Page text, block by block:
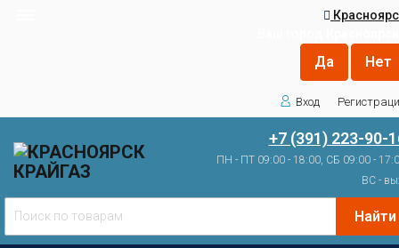
Вход
+7 (391) 223-90-
ПН - ПТ 09:00 - 18:00, СБ 09:00 -
ВС -
Найти